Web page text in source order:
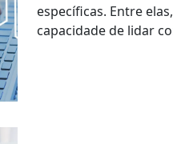
específicas. Entre
capacidade de lidar